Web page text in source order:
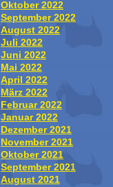
Oktober 2022
September 2022
August 2022
Juli 2022
Juni 2022
Mai 2022
April 2022
März 2022
Februar 2022
Januar 2022
Dezember 2021
November 2021
Oktober 2021
September 2021
August 2021